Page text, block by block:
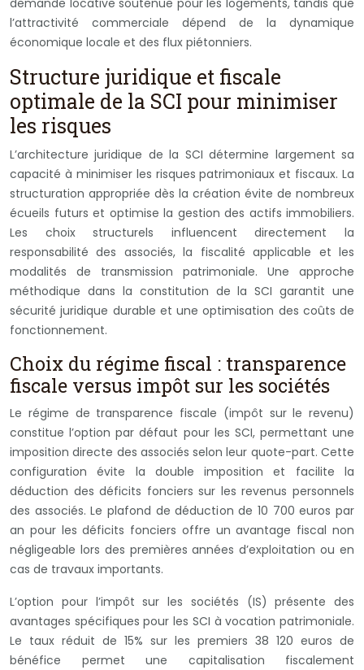
l’attractivité commerciale dépend de la dynamique
économique locale et des flux piétonniers.
Structure juridique et fiscale
optimale de la SCI pour minimiser
les risques
L’architecture juridique de la SCI détermine largement sa
capacité à minimiser les risques patrimoniaux et fiscaux. La
structuration appropriée dès la création évite de nombreux
écueils futurs et optimise la gestion des actifs immobiliers.
Les choix structurels influencent directement la
responsabilité des associés, la fiscalité applicable et les
modalités de transmission patrimoniale. Une approche
méthodique dans la constitution de la SCI garantit une
sécurité juridique durable et une optimisation des coûts de
fonctionnement.
Choix du régime fiscal : transparence
fiscale versus impôt sur les sociétés
Le régime de transparence fiscale (impôt sur le revenu)
constitue l’option par défaut pour les SCI, permettant une
imposition directe des associés selon leur quote-part. Cette
configuration évite la double imposition et facilite la
déduction des déficits fonciers sur les revenus personnels
des associés. Le plafond de déduction de 10 700 euros par
an pour les déficits fonciers offre un avantage fiscal non
négligeable lors des premières années d’exploitation ou en
cas de travaux importants.
L’option pour l’impôt sur les sociétés (IS) présente des
avantages spécifiques pour les SCI à vocation patrimoniale.
Le taux réduit de 15% sur les premiers 38 120 euros de
bénéfice permet une capitalisation fiscalement